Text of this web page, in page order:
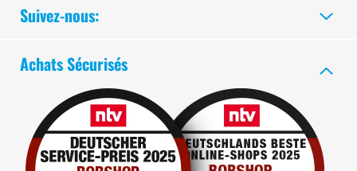
Suivez-nous:
Achats Sécurisés